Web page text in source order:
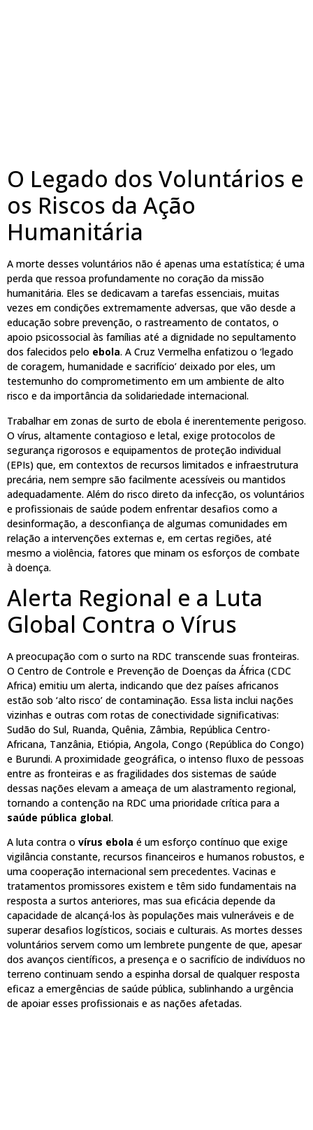
O Legado dos Voluntários e
os Riscos da Ação
Humanitária
A morte desses voluntários não é apenas uma estatística; é uma
perda que ressoa profundamente no coração da missão
humanitária. Eles se dedicavam a tarefas essenciais, muitas
vezes em condições extremamente adversas, que vão desde a
educação sobre prevenção, o rastreamento de contatos, o
apoio psicossocial às famílias até a dignidade no sepultamento
dos falecidos pelo ebola. A Cruz Vermelha enfatizou o ‘legado
de coragem, humanidade e sacrifício’ deixado por eles, um
testemunho do comprometimento em um ambiente de alto
risco e da importância da solidariedade internacional.
Trabalhar em zonas de surto de ebola é inerentemente perigoso.
O vírus, altamente contagioso e letal, exige protocolos de
segurança rigorosos e equipamentos de proteção individual
(EPIs) que, em contextos de recursos limitados e infraestrutura
precária, nem sempre são facilmente acessíveis ou mantidos
adequadamente. Além do risco direto da infecção, os voluntários
e profissionais de saúde podem enfrentar desafios como a
desinformação, a desconfiança de algumas comunidades em
relação a intervenções externas e, em certas regiões, até
mesmo a violência, fatores que minam os esforços de combate
à doença.
Alerta Regional e a Luta
Global Contra o Vírus
A preocupação com o surto na RDC transcende suas fronteiras.
O Centro de Controle e Prevenção de Doenças da África (CDC
Africa) emitiu um alerta, indicando que dez países africanos
estão sob ‘alto risco’ de contaminação. Essa lista inclui nações
vizinhas e outras com rotas de conectividade significativas:
Sudão do Sul, Ruanda, Quênia, Zâmbia, República Centro-
Africana, Tanzânia, Etiópia, Angola, Congo (República do Congo)
e Burundi. A proximidade geográfica, o intenso fluxo de pessoas
entre as fronteiras e as fragilidades dos sistemas de saúde
dessas nações elevam a ameaça de um alastramento regional,
tornando a contenção na RDC uma prioridade crítica para a
saúde pública global.
A luta contra o vírus ebola é um esforço contínuo que exige
vigilância constante, recursos financeiros e humanos robustos, e
uma cooperação internacional sem precedentes. Vacinas e
tratamentos promissores existem e têm sido fundamentais na
resposta a surtos anteriores, mas sua eficácia depende da
capacidade de alcançá-los às populações mais vulneráveis e de
superar desafios logísticos, sociais e culturais. As mortes desses
voluntários servem como um lembrete pungente de que, apesar
dos avanços científicos, a presença e o sacrifício de indivíduos no
terreno continuam sendo a espinha dorsal de qualquer resposta
eficaz a emergências de saúde pública, sublinhando a urgência
de apoiar esses profissionais e as nações afetadas.